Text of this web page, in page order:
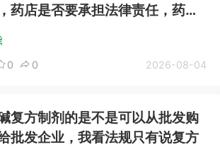
药店是否要承担法律责任，药品
有规定吗？销售此类药品时应该
风险
0 0 2026-08-04
复方制剂的是不是可以从批发购
批发企业，我看法规只有说复方